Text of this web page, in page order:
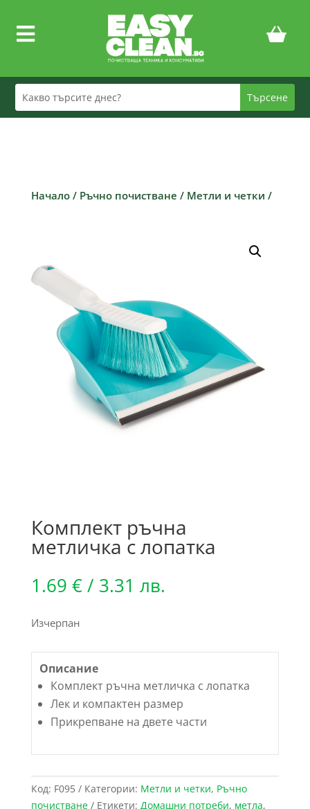

Начало/ Ръчно почистване / Метли и четки /
Комплект ръчна
метличка с лопатка
1.69 €/ 3.31 лв.
Изчерпан
Описание
Комплект ръчна метличка с лопатка
Лек и компактен размер
Прикрепване на двете части
Код: F095 Категории: Метли и четки, Ръчно
почистване
Етикети: Домашни потреби, метла,